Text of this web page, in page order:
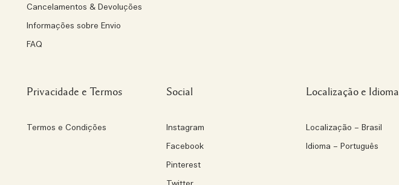
Cancelamentos & Devoluções
Informações sobre Envio
FAQ
Privacidade e Termos
Termos e Condições
Social
Instagram
Facebook
Pinterest
Localização e Idioma
Localização – Brasil
Idioma – Português